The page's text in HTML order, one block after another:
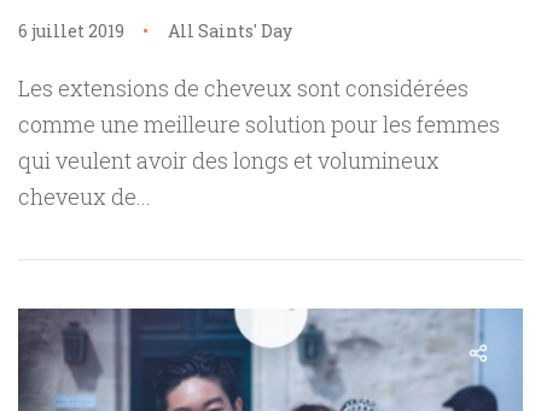
6 juillet 2019 All Saints' Day
Les extensions de cheveux sont considérées
comme une meilleure solution pour les femmes
qui veulent avoir des longs et volumineux
cheveux de...